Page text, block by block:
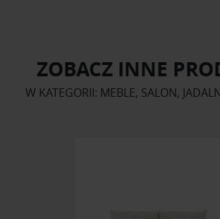
ZOBACZ INNE
W KATEGORII: MEBLE, SALON,